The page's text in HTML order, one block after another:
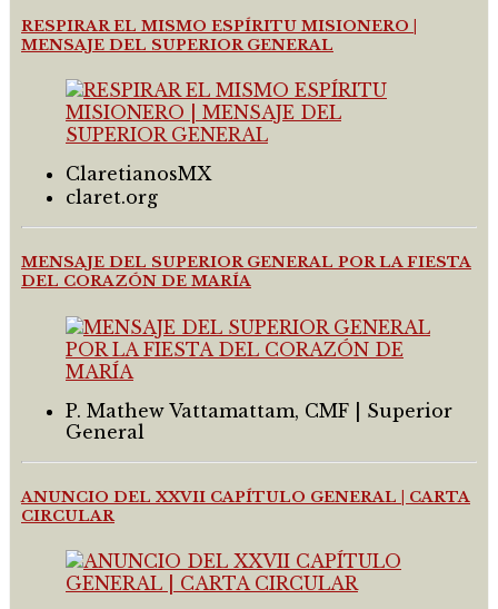
RESPIRAR EL MISMO ESPÍRITU MISIONERO |
MENSAJE DEL SUPERIOR GENERAL
ClaretianosMX
claret.org
MENSAJE DEL SUPERIOR GENERAL POR LA FIESTA
DEL CORAZÓN DE MARÍA
P. Mathew Vattamattam, CMF | Superior
General
ANUNCIO DEL XXVII CAPÍTULO GENERAL | CARTA
CIRCULAR